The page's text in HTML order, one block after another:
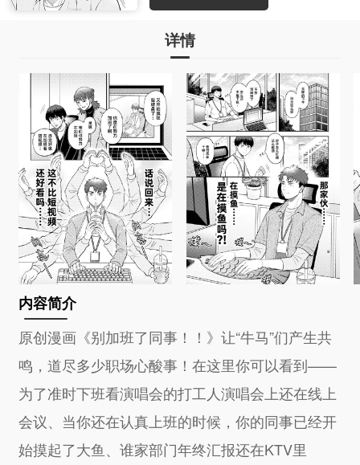
详情
内容简介
原创漫画《别加班了同事！！》让“牛马”们产生共
鸣，道尽多少职场心酸事！在这里你可以看到——
为了准时下班看演唱会的打工人演唱会上还在线上
会议、当你还在认真上班的时候，你的同事已经开
始摸起了大鱼、谁家部门年终汇报还在KTV里